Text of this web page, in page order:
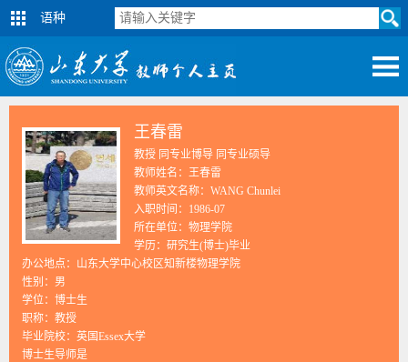
语种
王春雷
教授 同专业博导 同专业硕导
教师姓名：王春雷
教师英文名称：WANG Chunlei
入职时间：1986-07
所在单位：物理学院
学历：研究生(博士)毕业
办公地点：山东大学中心校区知新楼物理学院
性别：男
学位：博士生
职称：教授
毕业院校：英国Essex大学
博士生导师是